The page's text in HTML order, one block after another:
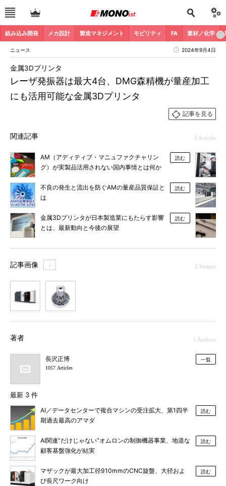
組み込み開発 メカ設計 製造マネジメント モビリティ FA 素材／化学
ニュース 2024年9月4日
レーザ発振器は最大4台、DMG森精機が量産加工
にも活用可能な金属3Dプリンタ
金属3Dプリンタ
記事を見る
関連記事 6 Articles
AM（アディティブ・マニュファクチャリン
グ）が実製品活用されない国内事情とは何か
読む
不良の発生と流出を防ぐAMの量産品質保証と
は
読む
金属3Dプリンタが日本製造業にもたらす影響
とは、最新動向と今後の展望
読む
記事画像 ＋ 2 Images
著者 1 Authors
長沢正博
1057 Articles
一覧
最新 3 件
AI／データセンターで複合マシンの受注拡大、第1四半
期過去最高のアマダ
読む
AI関連“だけじゃない”オムロンの制御機器事業、地道な
顧客基盤強化が結実
読む
マザックが最大加工径910mmのCNC旋盤、大径およ
び長尺ワーク向け
読む